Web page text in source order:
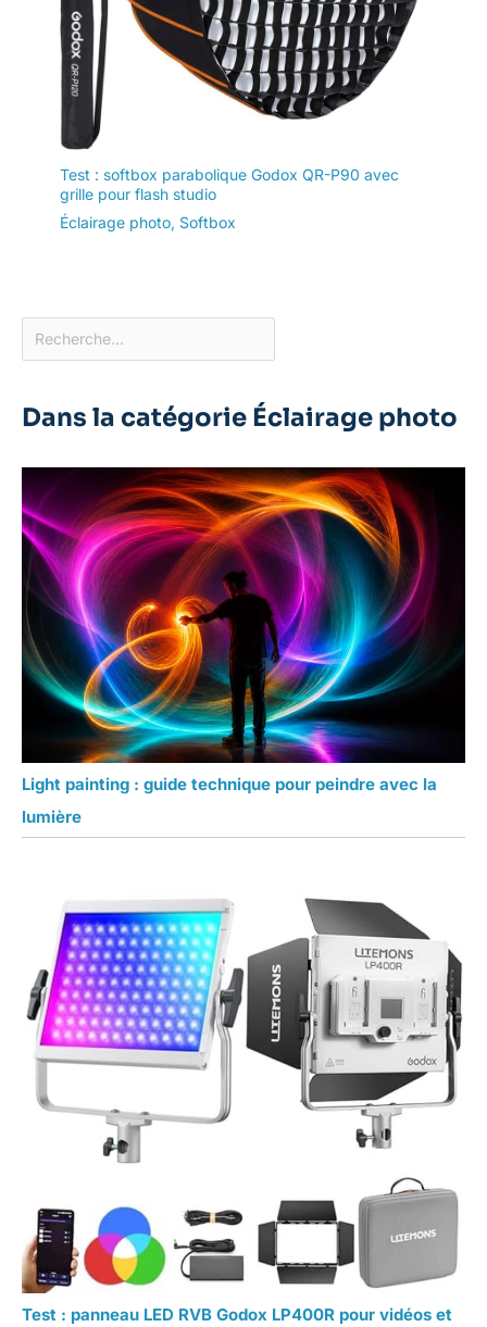
Test : softbox parabolique Godox QR-P90 avec
grille pour flash studio
Éclairage photo, Softbox
Dans la catégorie Éclairage photo
Light painting : guide technique pour peindre avec la
lumière
Test : panneau LED RVB Godox LP400R pour vidéos et